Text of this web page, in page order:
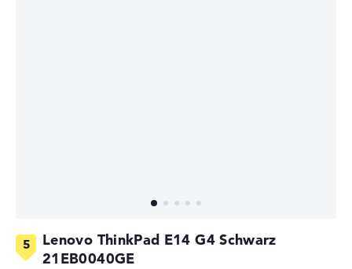
Lenovo ThinkPad E14 G4 Schwarz
21EB0040GE